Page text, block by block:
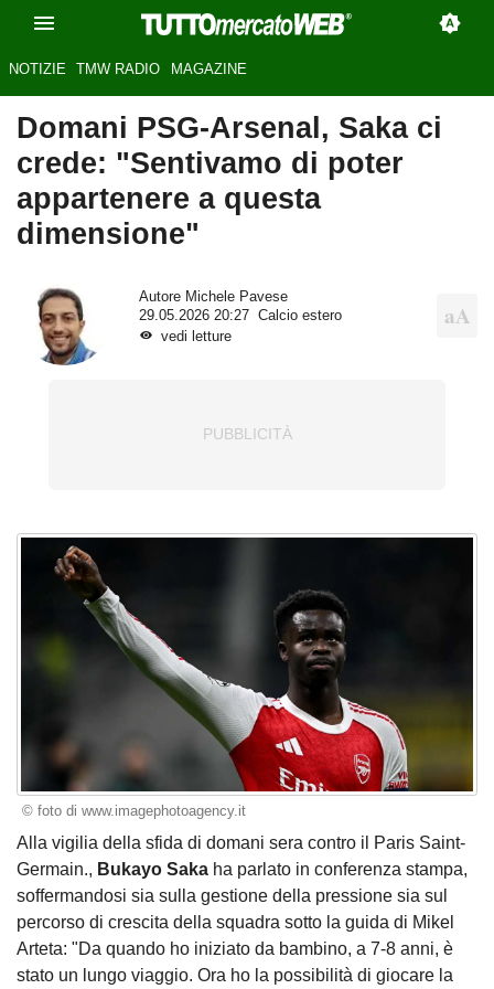
NOTIZIE TMW RADIO MAGAZINE
Domani PSG-Arsenal, Saka ci
crede: "Sentivamo di poter
appartenere a questa
dimensione"
Autore Michele Pavese
29.05.2026 20:27
Calcio estero
vedi letture
© foto di www.imagephotoagency.it
Alla vigilia della sfida di domani sera contro il Paris Saint-
Germain., Bukayo Saka ha parlato in conferenza stampa,
soffermandosi sia sulla gestione della pressione sia sul
percorso di crescita della squadra sotto la guida di Mikel
Arteta: "Da quando ho iniziato da bambino, a 7-8 anni, è
stato un lungo viaggio. Ora ho la possibilità di giocare la